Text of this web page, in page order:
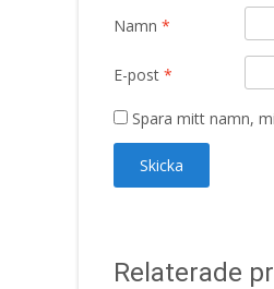
Namn *
E-post *
Spara mitt namn,
Relaterade